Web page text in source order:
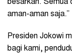
besarkan. Semua
aman-aman saja.”
Presiden Jokowi
bagi kami,